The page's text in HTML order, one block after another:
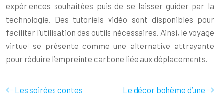
expériences souhaitées puis de se laisser guider par la
technologie. Des tutoriels vidéo sont disponibles pour
faciliter l’utilisation des outils nécessaires. Ainsi, le voyage
virtuel se présente comme une alternative attrayante
pour réduire l’empreinte carbone liée aux déplacements.
Les soirées contes
Le décor bohème d’une